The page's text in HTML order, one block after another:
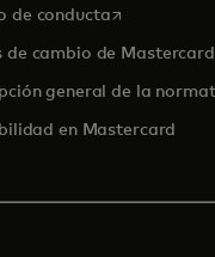
de conductase abre en
de cambio de Mastercard
general de la
en Mastercard